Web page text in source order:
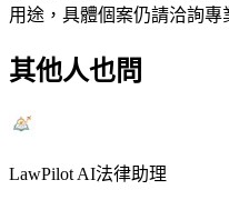
用途，具體個案仍請洽詢專
其他人也問
LawPilot AI法律助理